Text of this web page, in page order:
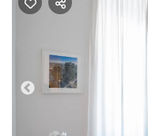
Previous